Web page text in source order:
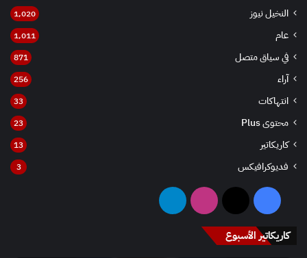
النخيل نيوز 1٬020
عام 1٬011
في سياق متصل 871
آراء 256
انتهاكات 33
محتوى Plus 23
كاريكاتير 13
فديوكرافيكس 3
فيسبوك‫X انستقرامتيلقرام
کاريکاتير الأسبوع